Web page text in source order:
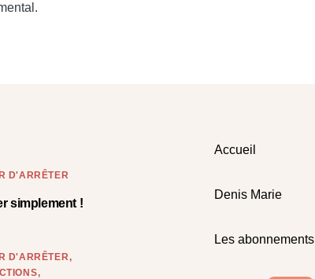
D'ARRÊTER
simplement !
D'ARRÊTER
Accueil
Denis Marie
Les abonnements